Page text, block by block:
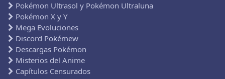
Pokémon Ultrasol y Pokémon Ultraluna
Pokémon X y Y
Mega Evoluciones
Discord Pokémew
Descargas Pokémon
Misterios del Anime
Capítulos Censurados